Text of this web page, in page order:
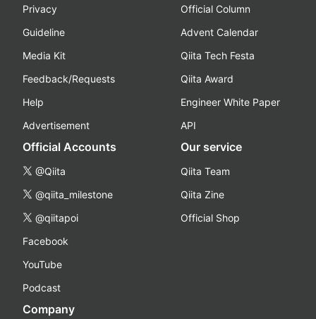
Privacy
Guideline
Media Kit
Feedback/Requests
Help
Advertisement
Official Column
Advent Calendar
Qiita Tech Festa
Qiita Award
Engineer White Paper
API
Official Accounts
@Qiita
@qiita_milestone
@qiitapoi
Facebook
YouTube
Podcast
Our service
Qiita Team
Qiita Zine
Official Shop
Company